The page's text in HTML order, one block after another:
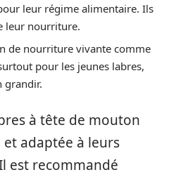
leur régime alimentaire. Ils
leur nourriture.
de nourriture vivante comme
pour les jeunes labres,
grandir.
à tête de mouton
adaptée à leurs
est recommandé